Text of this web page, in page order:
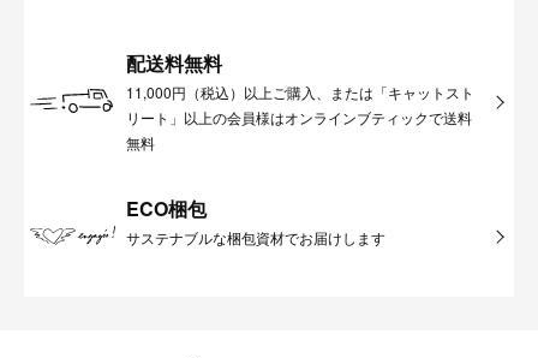
配送料無料
11,000円（税込）以上ご購入、または「キャットスト
リート」以上の会員様はオンラインブティックで送料
無料
ECO梱包
サステナブルな梱包資材でお届けします